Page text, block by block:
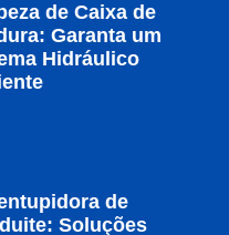
de Caixa de
Garanta um
Hidráulico
de
Soluções